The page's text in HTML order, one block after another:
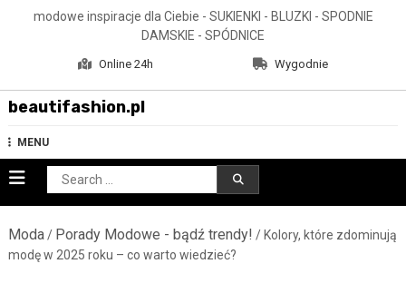
modowe inspiracje dla Ciebie - SUKIENKI - BLUZKI - SPODNIE
DAMSKIE - SPÓDNICE
Online 24h Wygodnie
beautifashion.pl
MENU
Search
for:
Moda/ Porady Modowe - bądź trendy! / Kolory, które zdominują
modę w 2025 roku – co warto wiedzieć?